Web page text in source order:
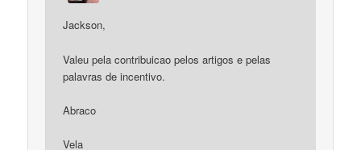
Jackson,
Valeu pela contribuicao pelos artigos e pelas
palavras de incentivo.
Abraco
Vela